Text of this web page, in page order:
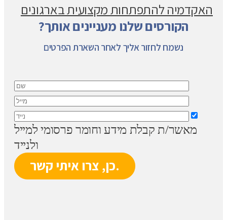
האקדמיה להתפתחות מקצועית בארגונים
הקורסים שלנו מעניינים אותך?
נשמח לחזור אליך לאחר השארת הפרטים
מאשר/ת קבלת מידע וחומר פרסומי למייל
ולנייד